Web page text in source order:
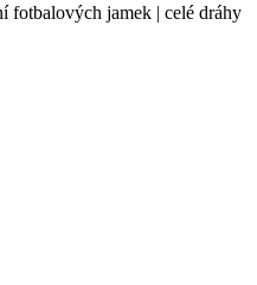
fotbalových jamek | celé dráhy